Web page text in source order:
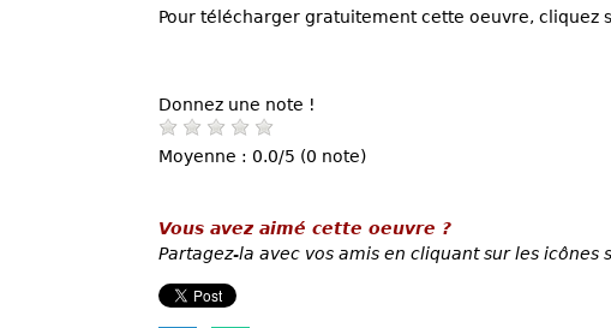
Pour télécharger gratuitement cette oeuvre, cliquez
Donnez une note !
Moyenne : 0.0/5 (0 note)
Vous avez aimé cette oeuvre ?
Partagez-la avec vos amis en cliquant sur les icônes